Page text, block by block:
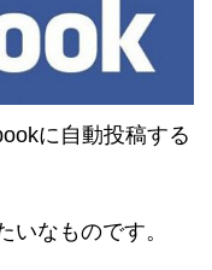
に自動投稿する
いなものです。